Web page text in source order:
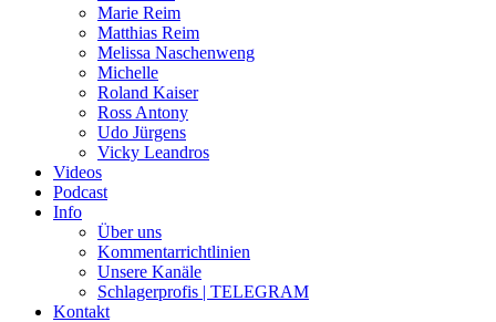
Marie Reim
Matthias Reim
Melissa Naschenweng
Michelle
Roland Kaiser
Ross Antony
Udo Jürgens
Vicky Leandros
Videos
Podcast
Info
Über uns
Kommentarrichtlinien
Unsere Kanäle
Schlagerprofis | TELEGRAM
Kontakt